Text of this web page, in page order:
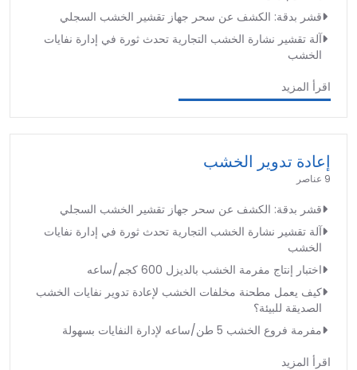
قشر بدقة: الكشف عن سحر جهاز تقشير الخشب السجلي
آلة تقشير نشارة الخشب التجارية تحدث ثورة في إدارة نفايات
الخشب
اقرأ المزيد
إعادة تدوير الخشب
9 عناصر
قشر بدقة: الكشف عن سحر جهاز تقشير الخشب السجلي
آلة تقشير نشارة الخشب التجارية تحدث ثورة في إدارة نفايات
الخشب
اختبار إنتاج مفرمة الخشب بالديزل 600 كجم/ساعه
كيف يعمل مطحنة مخلفات الخشب لإعادة تدوير نفايات الخشب
الصديقة للبيئة؟
مفرمة فروع الخشب 5 طن/ساعه لإدارة النفايات بسهولة
اقرأ المزيد